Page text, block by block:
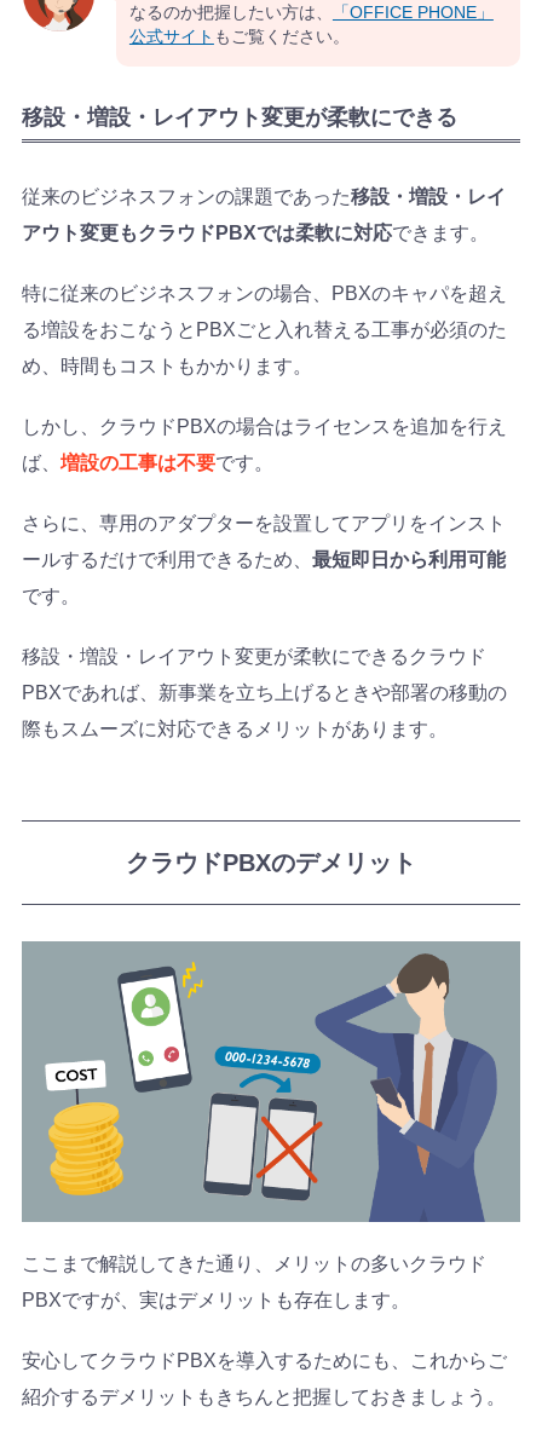
なるのか把握したい方は、
「OFFICE PHONE」
公式サイト もご覧ください。
移設・増設・レイアウト変更が柔軟にできる
従来のビジネスフォンの課題であった移設・増設・レイ
アウト変更もクラウドPBXでは柔軟に対応できます。
特に従来のビジネスフォンの場合、PBXのキャパを超え
る増設をおこなうとPBXごと入れ替える工事が必須のた
め、時間もコストもかかります。
しかし、クラウドPBXの場合はライセンスを追加を行え
ば、 増設の工事は不要です。
さらに、専用のアダプターを設置してアプリをインスト
ールするだけで利用できるため、 最短即日から利用可能
です。
移設・増設・レイアウト変更が柔軟にできるクラウド
PBXであれば、新事業を立ち上げるときや部署の移動の
際もスムーズに対応できるメリットがあります。
クラウドPBXのデメリット
ここまで解説してきた通り、メリットの多いクラウド
PBXですが、実はデメリットも存在します。
安心してクラウドPBXを導入するためにも、これからご
紹介するデメリットもきちんと把握しておきましょう。